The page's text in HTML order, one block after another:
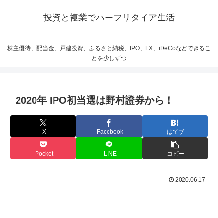
投資と複業でハーフリタイア生活
株主優待、配当金、戸建投資、ふるさと納税、IPO、FX、iDeCoなどできるこ
とを少しずつ
2020年 IPO初当選は野村證券から！
X Facebook はてブ
Pocket LINE コピー
2020.06.17